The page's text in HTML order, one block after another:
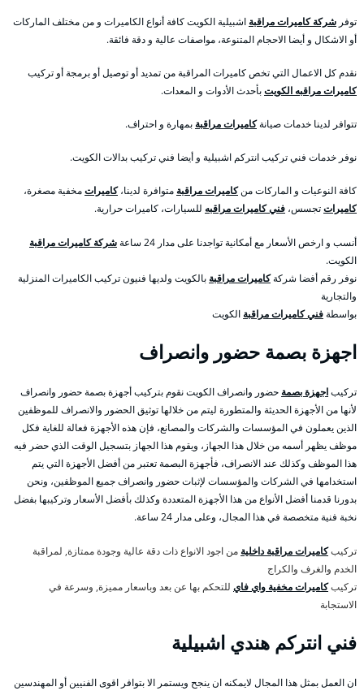
توفر شركة كاميرات مراقبة اشبيلية الكويت كافة أنواع الكاميرات و من مختلف الماركات
أو الاشكال و أيضا الاحجام المتنوعة، مواصفات عالية و دقة فائقة.
نقدم كل الاعمال التي تخص كاميرات المراقبة من تمديد أو توصيل أو برمجة أو تركيب
كاميرات مراقبه الكويتبأحدث الأدوات و المعدات.
تتوافر لدينا خدمات صيانةكاميرات مراقبة بمهارة و احتراف.
نوفر خدمات فني تركيب انتركم اشبيلية و أيضا فني تركيب بدالات الكويت.
كافة النوعيات و الماركات منكاميرات مراقبة متوافرة لدينا،كاميراتمخفية مصغرة،
كاميراتتجسس، فني كاميرات مراقبه للسيارات، كاميرات حرارية.
أنسب و ارخص الأسعار مع أمكانية تواجدنا على مدار 24 ساعة
شركة كاميرات مراقبة
الكويت.
نوفر رقم أفضا شركةكاميرات مراقبة بالكويت ولديها فنيون تركيب الكاميرات المنزلية
والتجارية
بواسطةفني كاميرات مراقبة الكويت
اجهزة بصمة حضور وانصراف
تركيباجهزة بصمة حضور وانصراف الكويت نقوم بتركيب أجهزة بصمة حضور وانصراف
لأنها من الأجهزة الحديثة والمتطورة ليتم من خلالها توثيق الحضور والانصراف للموظفين
الذين يعملون في المؤسسات والشركات والمصانع، فإن هذه الأجهزة فعالة للغاية فكل
موظف يظهر أسمه من خلال هذا الجهاز، ويقوم هذا الجهاز بتسجيل الوقت الذي حضر فيه
هذا الموظف وكذلك عند الانصراف، فأجهزة البصمة تعتبر من أفضل الأجهزة التي يتم
استخدامها في الشركات والمؤسسات لإثبات حضور وانصراف جميع الموظفين، ونحن
بدورنا قدمنا أفضل الأنواع من هذا الأجهزة المتعددة وكذلك بأفضل الأسعار وتركيبها بفضل
نخبة فنية متخصصة في هذا المجال، وعلى مدار 24 ساعة.
تركيبكاميرات مراقبة داخلية من اجود الانواع ذات دقة عالية وجودة ممتازة, لمراقبة
الخدم والغرف والكراج
تركيبكاميرات مخفية واي فاي للتحكم بها عن بعد وباسعار مميزة, وسرعة في
الاستجابة
فني انتركم هندي اشبيلية
ان العمل بمثل هذا المجال لايمكنه ان ينجح ويستمر الا بتوافر اقوى الفنيين أو المهندسين